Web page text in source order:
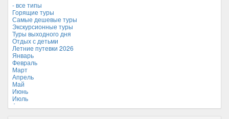
Италия
Камбоджа
Кипр
Куба
Мальдивские острова
Мальта
Новая Зеландия
Объединенные Арабские Эмираты
Перу
Россия
Таиланд
Тунис
Турция
Финляндия
Франция
- все типы
Горящие туры
Самые дешевые туры
Экскурсионные туры
Туры выходного дня
Отдых с детьми
Летние путевки 2026
Январь
Февраль
Март
Апрель
Май
Июнь
Июль
Август